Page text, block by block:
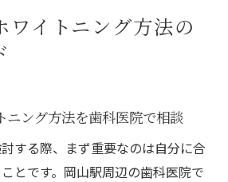
ワイトニング方法の
ニング方法を歯科医院で相談
する際、まず重要なのは自分に合
とです。岡山駅周辺の歯科医院で